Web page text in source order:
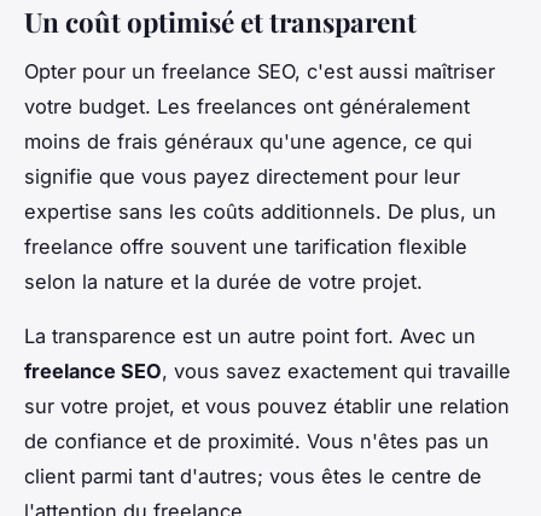
Un coût optimisé et transparent
Opter pour un freelance SEO, c'est aussi maîtriser
votre budget. Les freelances ont généralement
moins de frais généraux qu'une agence, ce qui
signifie que vous payez directement pour leur
expertise sans les coûts additionnels. De plus, un
freelance offre souvent une tarification flexible
selon la nature et la durée de votre projet.
La transparence est un autre point fort. Avec un
freelance SEO, vous savez exactement qui travaille
sur votre projet, et vous pouvez établir une relation
de confiance et de proximité. Vous n'êtes pas un
client parmi tant d'autres; vous êtes le centre de
l'attention du freelance.